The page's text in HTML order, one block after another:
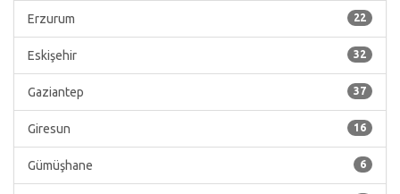
22
Erzurum
32
Eskişehir
37
Gaziantep
16
Giresun
6
Gümüşhane